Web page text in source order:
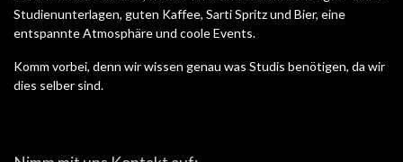
Studienunterlagen, guten Kaffee, Sarti Spritz und Bier, eine
entspannte Atmosphäre und coole Events.
Komm vorbei, denn wir wissen genau was Studis benötigen, da wir
dies selber sind.